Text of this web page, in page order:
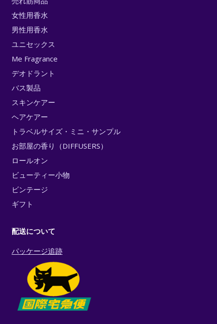
女性用香水
男性用香水
ユニセックス
Me Fragrance
デオドラント
バス製品
スキンケアー
ヘアケアー
トラベルサイズ・ミニ・サンプル
お部屋の香り（DIFFUSERS）
ロールオン
ビューティー小物
ビンテージ
ギフト
配送について
パッケージ追跡